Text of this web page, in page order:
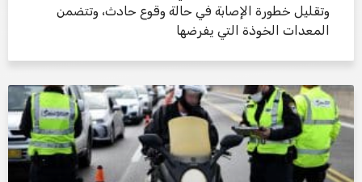
وتقليل خطورة الإصابة في حالة وقوع حادث، وتتضمن
المعدات الخوذة التي يفرضها